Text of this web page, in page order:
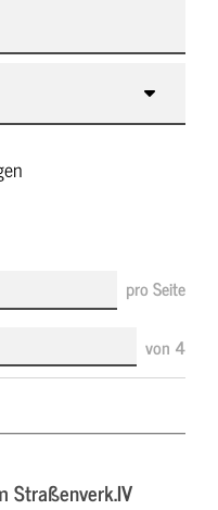
pro Seite
von 4
Straßenverk.IV